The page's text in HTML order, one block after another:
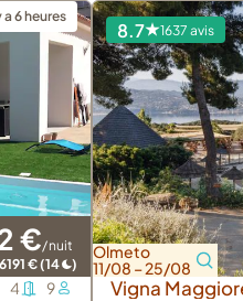
a 6 heures
€/ nuit
6191 €(14 )
Chauffée
4
9
8.7 1637 avis
Olmeto
11/08 – 25/08
Vigna